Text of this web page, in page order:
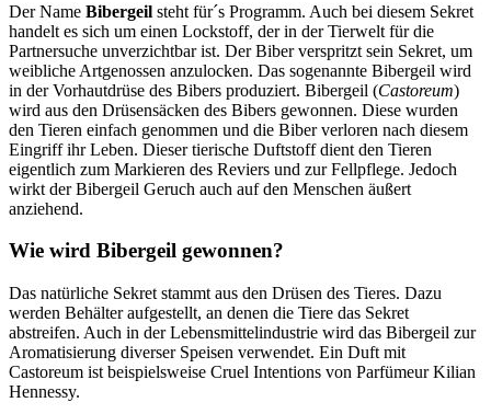
Der Name Bibergeil steht für´s Programm. Auch bei diesem Sekret
handelt es sich um einen Lockstoff, der in der Tierwelt für die
Partnersuche unverzichtbar ist. Der Biber verspritzt sein Sekret, um
weibliche Artgenossen anzulocken. Das sogenannte Bibergeil wird
in der Vorhautdrüse des Bibers produziert. Bibergeil (Castoreum)
wird aus den Drüsensäcken des Bibers gewonnen. Diese wurden
den Tieren einfach genommen und die Biber verloren nach diesem
Eingriff ihr Leben. Dieser tierische Duftstoff dient den Tieren
eigentlich zum Markieren des Reviers und zur Fellpflege. Jedoch
wirkt der Bibergeil Geruch auch auf den Menschen äußert
anziehend.
Wie wird Bibergeil gewonnen?
Das natürliche Sekret stammt aus den Drüsen des Tieres. Dazu
werden Behälter aufgestellt, an denen die Tiere das Sekret
abstreifen. Auch in der Lebensmittelindustrie wird das Bibergeil zur
Aromatisierung diverser Speisen verwendet. Ein Duft mit
Castoreum ist beispielsweise Cruel Intentions von Parfümeur Kilian
Hennessy.